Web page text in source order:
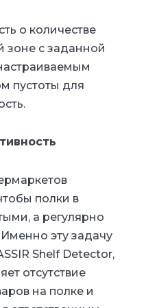
о количестве
зоне с заданной
пустоты для
полки в
а регулярно
эту задачу
Shelf Detector,
отсутствие
на полке и